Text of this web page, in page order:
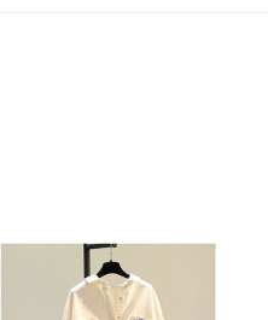
款」的支付方式。 讓您購物簡單